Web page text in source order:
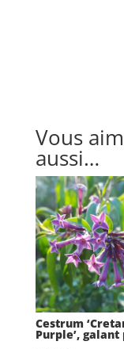
Vous
aussi…
Cestrum
Purple’,